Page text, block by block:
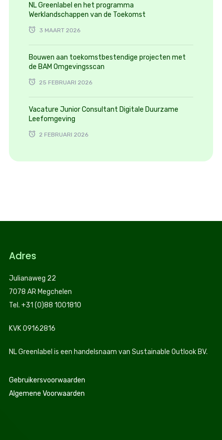
NL Greenlabel en het programma
Werklandschappen van de Toekomst
3 MAART 2026
Bouwen aan toekomstbestendige projecten met
de BAM Omgevingsscan
25 FEBRUARI 2026
Vacature Junior Consultant Digitale Duurzame
Leefomgeving
2 FEBRUARI 2026
Adres
Julianaweg 22
7078 AR Megchelen
Tel. +31 (0)88 1001810
KVK 09162816
NL Greenlabel is een handelsnaam van Sustainable Outlook BV.
Gebruikersvoorwaarden
Algemene Voorwaarden